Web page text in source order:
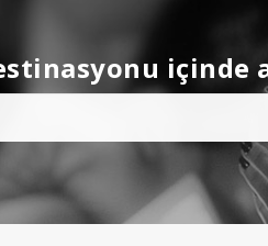
İŞ
içinde